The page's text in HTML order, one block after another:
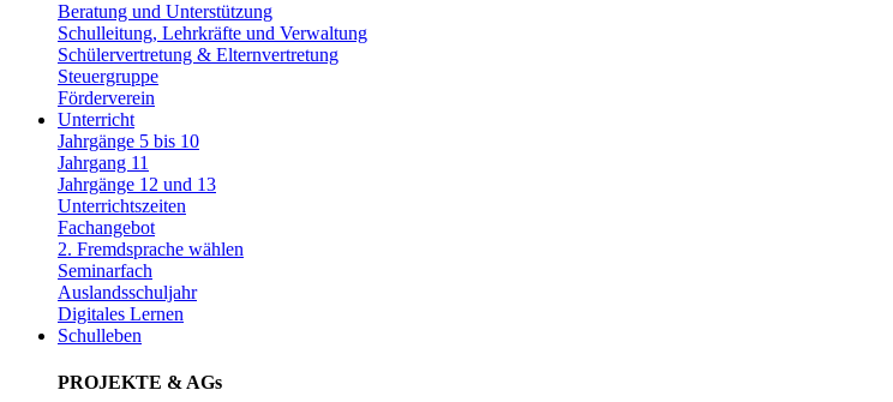
Beratung und Unterstützung
Schulleitung, Lehrkräfte und Verwaltung
Schülervertretung & Elternvertretung
Steuergruppe
Förderverein
Unterricht
Jahrgänge 5 bis 10
Jahrgang 11
Jahrgänge 12 und 13
Unterrichtszeiten
Fachangebot
2. Fremdsprache wählen
Seminarfach
Auslandsschuljahr
Digitales Lernen
Schulleben
PROJEKTE & AGs